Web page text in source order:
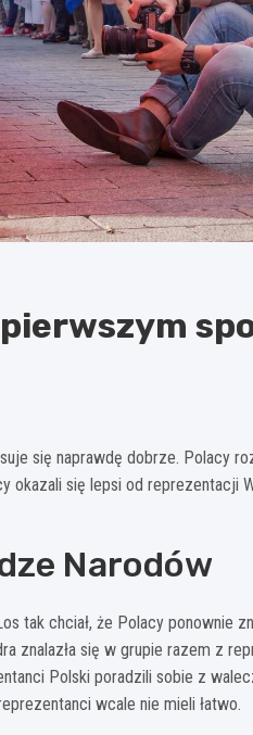
się naprawdę dobrze. Polacy
się lepsi od reprezentacji
Narodów
tak chciał, że Polacy ponownie
się w grupie razem z
Polski poradzili sobie z
wcale nie mieli łatwo.